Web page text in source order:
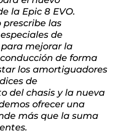
la Epic 8 EVO.
las
de
mejorar la
de forma
los amortiguadores
de
del chasis y la nueva
ofrecer una
más que la suma